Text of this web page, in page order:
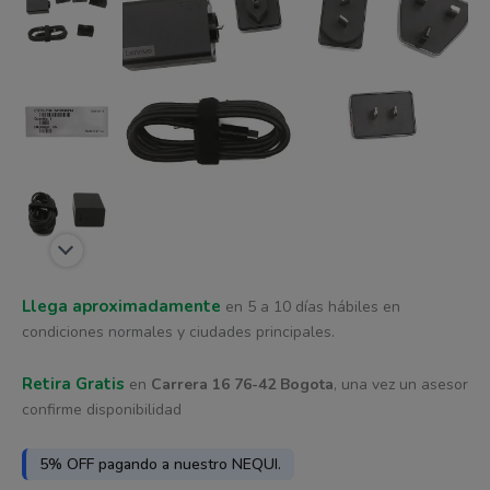
Llega aproximadamente en 5 a 10 días hábiles en
condiciones normales y ciudades principales.
Retira Gratis en Carrera 16 76-42 Bogota, una vez un asesor
confirme disponibilidad
5% OFF pagando a nuestro NEQUI.
$ 133.940.
$ 126.652.
3.25A
cantidad